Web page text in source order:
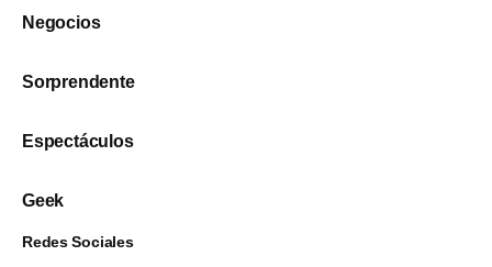
Negocios
Sorprendente
Espectáculos
Geek
Redes Sociales